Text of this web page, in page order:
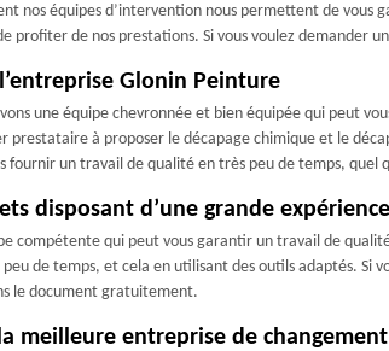
nos équipes d’intervention nous permettent de
de nos prestations. Si vous voulez demander
Glonin Peinture
une équipe chevronnée et bien équipée qui peut
prestataire à proposer le décapage chimique et le
fournir un travail de qualité en très peu de temps, quel
disposant d’une grande expérience
compétente qui peut vous garantir un travail de
de temps, et cela en utilisant des outils adaptés. Si
le document gratuitement.
meilleure entreprise de